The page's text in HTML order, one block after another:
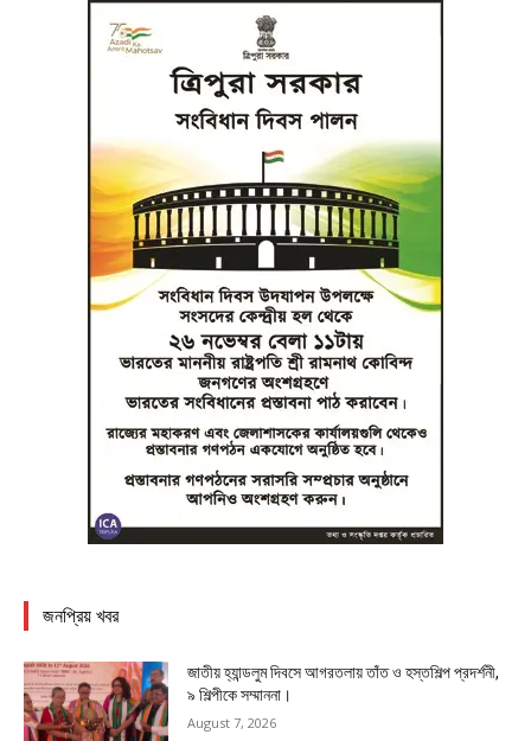
জনপ্রিয় খবর
জাতীয় হ্যান্ডলুম দিবসে আগরতলায় তাঁত ও হস্তশিল্প প্রদর্শনী,
৯ শিল্পীকে সম্মাননা।
August 7, 2026